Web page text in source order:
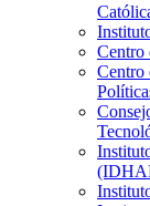
Centro
Centro